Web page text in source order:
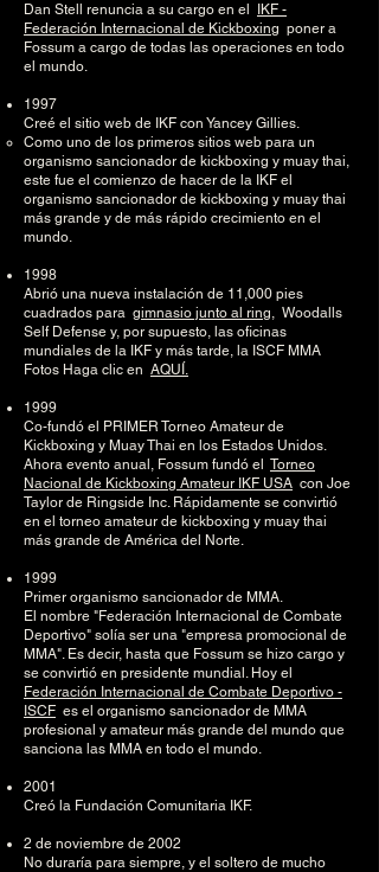
Dan Stell renuncia a su cargo en el
IKF -
Federación Internacional de Kickboxing poner a
Fossum a cargo de todas las operaciones en todo
el mundo.
1997
Creé el sitio web de IKF con Yancey Gillies.
Como uno de los primeros sitios web para un
organismo sancionador de kickboxing y muay thai,
este fue el comienzo de hacer de la IKF el
organismo sancionador de kickboxing y muay thai
más grande y de más rápido crecimiento en el
mundo.
1998
Abrió una nueva instalación de 11,000 pies
cuadrados para gimnasio junto al ring, Woodalls
Self Defense y, por supuesto, las oficinas
mundiales de la IKF y más tarde, la ISCF MMA
Fotos Haga clic en AQUÍ.
1999
Co-fundó el PRIMER Torneo Amateur de
Kickboxing y Muay Thai en los Estados Unidos.
Ahora evento anual, Fossum fundó el Torneo
Nacional de Kickboxing Amateur IKF USA con Joe
Taylor de Ringside Inc. Rápidamente se convirtió
en el torneo amateur de kickboxing y muay thai
más grande de América del Norte.
1999
Primer organismo sancionador de MMA.
El nombre "Federación Internacional de Combate
Deportivo" solía ser una "empresa promocional de
MMA". Es decir, hasta que Fossum se hizo cargo y
se convirtió en presidente mundial. Hoy el
Federación Internacional de Combate Deportivo -
ISCF es el organismo sancionador de MMA
profesional y amateur más grande del mundo que
sanciona las MMA en todo el mundo.
2001
Creó la Fundación Comunitaria IKF.
2 de noviembre de 2002
No duraría para siempre, y el soltero de mucho